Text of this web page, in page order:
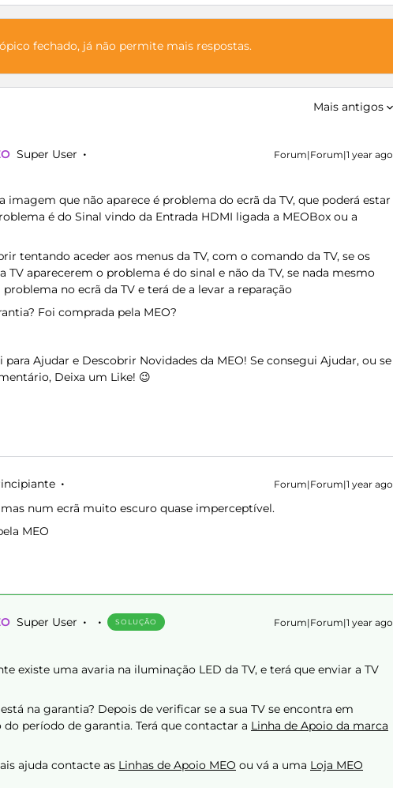
fechado, já não permite mais respostas.
Mais antigos
Super User Forum|Forum|1 year ago
imagem que não aparece é problema do ecrã da TV, que poderá estar
é do Sinal vindo da Entrada HDMI ligada a MEOBox ou a
tentando aceder aos menus da TV, com o comando da TV, se os
TV aparecerem o problema é do sinal e não da TV, se nada mesmo
no ecrã da TV e terá de a levar a reparação
Foi comprada pela MEO?
Ajudar e Descobrir Novidades da MEO! Se consegui Ajudar, ou se
Deixa um Like! 😉
Forum|Forum|1 year ago
num ecrã muito escuro quase imperceptível.
MEO
Super User SOLUÇÃO Forum|Forum|1 year ago
existe uma avaria na iluminação LED da TV, e terá que enviar a TV
na garantia? Depois de verificar se a sua TV se encontra em
período de garantia. Terá que contactar a Linha d​e Apoio da marca
ajuda contacte as Linhas de Apoio MEO ​​ou vá a uma Loja MEO